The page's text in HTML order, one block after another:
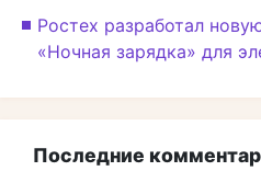
Ростех разработал
«Ночная зарядка» для
Последние